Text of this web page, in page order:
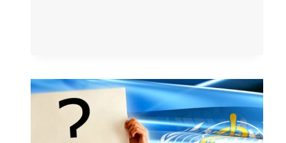
LOS
DETRACTORES
VACUNAS